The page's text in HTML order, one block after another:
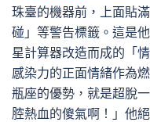
珠臺的機器前，上面貼
碰」等警告標籤。這是
星計算器改造而成的「
感染力的正面情緒作為
瓶座的優勢，就是超脫
腔熱血的傻氣啊！」他